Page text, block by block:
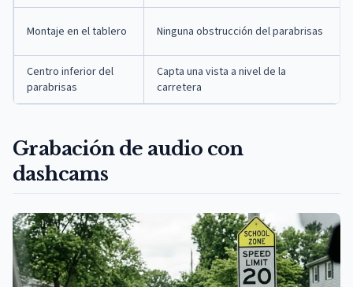
Montaje en el tablero Ninguna obstrucción del parabrisas
Centro inferior del
parabrisas
Capta una vista a nivel de la
carretera
Grabación de audio con
dashcams